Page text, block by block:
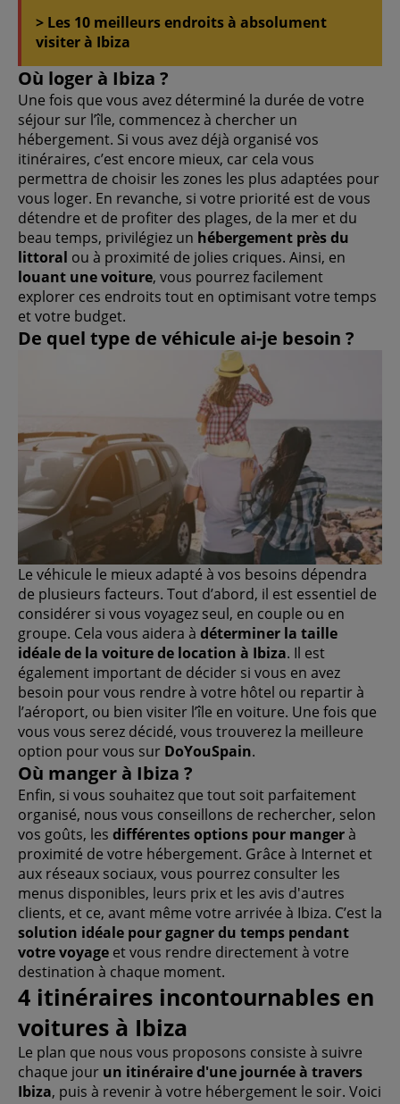
> Les 10 meilleurs endroits à absolument
visiter à Ibiza
Où loger à Ibiza ?
Une fois que vous avez déterminé la durée de votre
séjour sur l’île, commencez à chercher un
hébergement. Si vous avez déjà organisé vos
itinéraires, c’est encore mieux, car cela vous
permettra de choisir les zones les plus adaptées pour
vous loger. En revanche, si votre priorité est de vous
détendre et de profiter des plages, de la mer et du
beau temps, privilégiez un hébergement près du
littoral ou à proximité de jolies criques. Ainsi, en
louant une voiture, vous pourrez facilement
explorer ces endroits tout en optimisant votre temps
et votre budget.
De quel type de véhicule ai-je besoin ?
Le véhicule le mieux adapté à vos besoins dépendra
de plusieurs facteurs. Tout d’abord, il est essentiel de
considérer si vous voyagez seul, en couple ou en
groupe. Cela vous aidera à déterminer la taille
idéale de la voiture de location à Ibiza. Il est
également important de décider si vous en avez
besoin pour vous rendre à votre hôtel ou repartir à
l’aéroport, ou bien visiter l’île en voiture. Une fois que
vous vous serez décidé, vous trouverez la meilleure
option pour vous sur DoYouSpain.
Où manger à Ibiza ?
Enfin, si vous souhaitez que tout soit parfaitement
organisé, nous vous conseillons de rechercher, selon
vos goûts, les différentes options pour mangerà
proximité de votre hébergement. Grâce à Internet et
aux réseaux sociaux, vous pourrez consulter les
menus disponibles, leurs prix et les avis d'autres
clients, et ce, avant même votre arrivée à Ibiza. C’est la
solution idéale pour gagner du temps pendant
votre voyage et vous rendre directement à votre
destination à chaque moment.
4 itinéraires incontournables en
voitures à Ibiza
Le plan que nous vous proposons consiste à suivre
chaque jour un itinéraire d'une journée à travers
Ibiza, puis à revenir à votre hébergement le soir. Voici